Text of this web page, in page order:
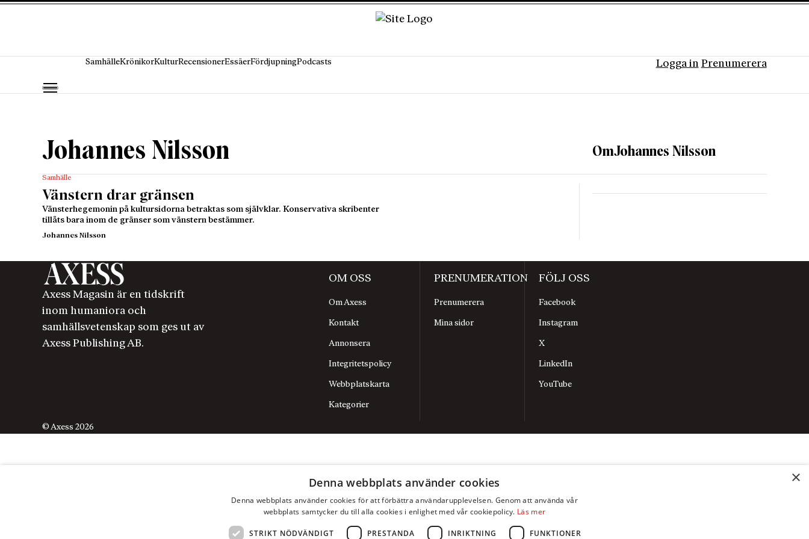
SamhälleKrönikorKulturRecensionerEssäerFördjupningPodcasts Logga in Prenumerera
Johannes Nilsson OmJohannes Nilsson
Samhälle
Vänstern drar gränsen
Vänsterhegemonin på kultursidorna betraktas som självklar. Konservativa skribenter
tillåts bara inom de gränser som vänstern bestämmer.
Johannes Nilsson
Axess Magasin är en tidskrift
inom humaniora och
samhällsvetenskap som ges ut av
Axess Publishing AB.
OM OSS
Om Axess
Kontakt
Annonsera
Integritetspolicy
Webbplatskarta
Kategorier
PRENUMERATION
Prenumerera
Mina sidor
FÖLJ OSS
Facebook
Instagram
X
LinkedIn
YouTube
© Axess 2026
×
Denna webbplats använder cookies
Denna webbplats använder cookies för att förbättra användarupplevelsen. Genom att använda vår
webbplats samtycker du till alla cookies i enlighet med vår cookiepolicy. Läs mer
STRIKT NÖDVÄNDIGT PRESTANDA INRIKTNING FUNKTIONER